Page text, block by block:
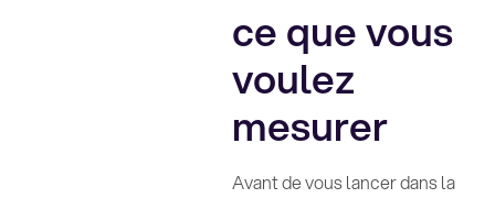
ce que vous
voulez
mesurer
Avant de vous lancer dans la